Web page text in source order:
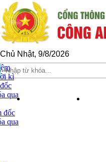
Chủ Nhật, 9/8/2026
kì
qua
đốc
qua